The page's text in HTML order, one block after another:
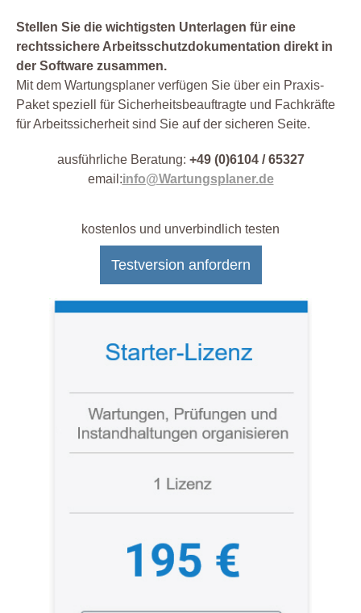
Stellen Sie die wichtigsten Unterlagen für eine
rechtssichere Arbeitsschutzdokumentation direkt in
der Software zusammen.
Mit dem Wartungsplaner verfügen Sie über ein Praxis-
Paket speziell für Sicherheitsbeauftragte und Fachkräfte
für Arbeitssicherheit sind Sie auf der sicheren Seite.
ausführliche Beratung: +49 (0)6104 / 65327
email:info@Wartungsplaner.de
kostenlos und unverbindlich testen
Testversion anfordern